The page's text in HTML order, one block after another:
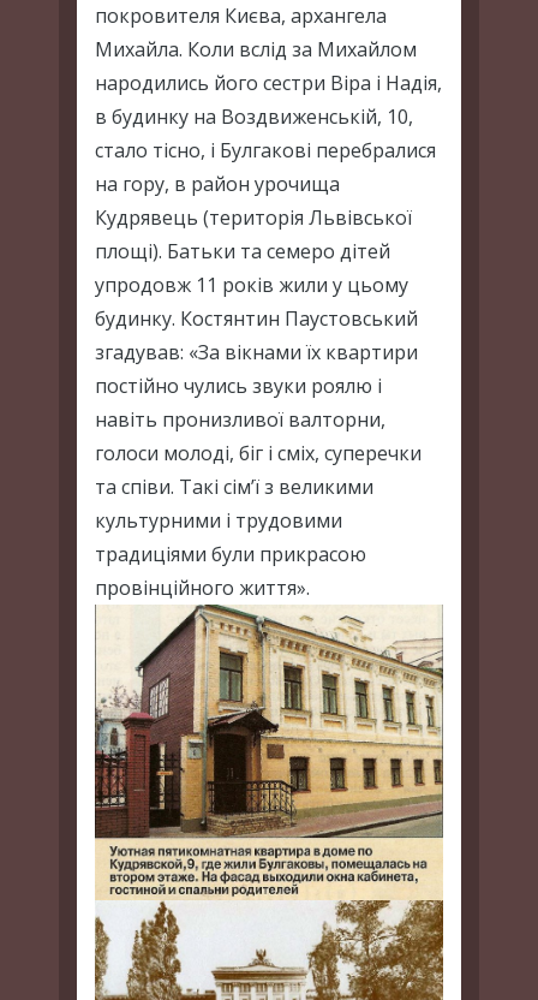
покровителя Києва, архангела
Михайла. Коли вслід за Михайлом
народились його сестри Віра і Надія,
в будинку на Воздвиженській, 10,
стало тісно, і Булгакові перебралися
на гору, в район урочища
Кудрявець (територія Львівської
площі). Батьки та семеро дітей
упродовж 11 років жили у цьому
будинку. Костянтин Паустовський
згадував: «За вікнами їх квартири
постійно чулись звуки роялю і
навіть пронизливої валторни,
голоси молоді, біг і сміх, суперечки
та співи. Такі сім’ї з великими
культурними і трудовими
традиціями були прикрасою
провінційного життя».